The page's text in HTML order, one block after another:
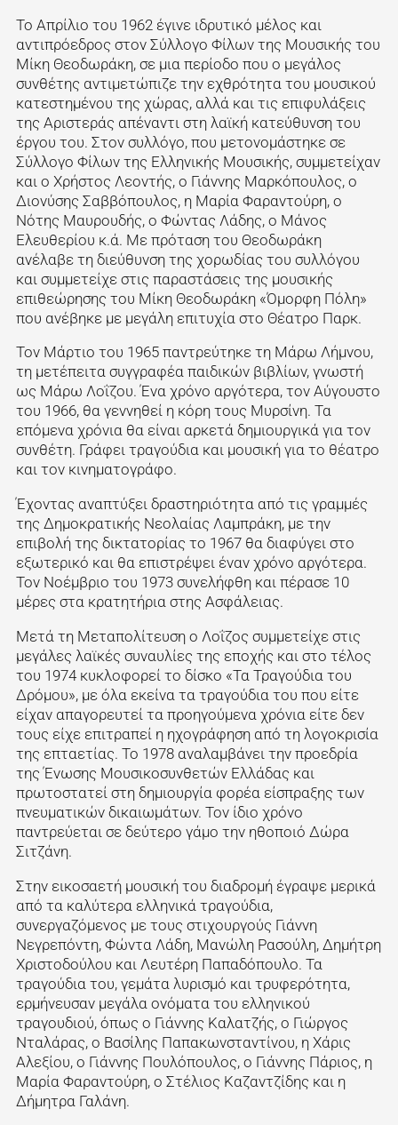
Το Απρίλιο του 1962 έγινε ιδρυτικό μέλος και
αντιπρόεδρος στον Σύλλογο Φίλων της Μουσικής του
Μίκη Θεοδωράκη, σε μια περίοδο που ο μεγάλος
συνθέτης αντιμετώπιζε την εχθρότητα του μουσικού
κατεστημένου της χώρας, αλλά και τις επιφυλάξεις
της Αριστεράς απέναντι στη λαϊκή κατεύθυνση του
έργου του. Στον συλλόγο, που μετονομάστηκε σε
Σύλλογο Φίλων της Ελληνικής Μουσικής, συμμετείχαν
και ο Χρήστος Λεοντής, ο Γιάννης Μαρκόπουλος, ο
Διονύσης Σαββόπουλος, η Μαρία Φαραντούρη, ο
Νότης Μαυρουδής, ο Φώντας Λάδης, ο Μάνος
Ελευθερίου κ.ά. Με πρόταση του Θεοδωράκη
ανέλαβε τη διεύθυνση της χορωδίας του συλλόγου
και συμμετείχε στις παραστάσεις της μουσικής
επιθεώρησης του Μίκη Θεοδωράκη «Όμορφη Πόλη»
που ανέβηκε με μεγάλη επιτυχία στο Θέατρο Παρκ.
Τον Μάρτιο του 1965 παντρεύτηκε τη Μάρω Λήμνου,
τη μετέπειτα συγγραφέα παιδικών βιβλίων, γνωστή
ως Μάρω Λοΐζου. Ένα χρόνο αργότερα, τον Αύγουστο
του 1966, θα γεννηθεί η κόρη τους Μυρσίνη. Τα
επόμενα χρόνια θα είναι αρκετά δημιουργικά για τον
συνθέτη. Γράφει τραγούδια και μουσική για το θέατρο
και τον κινηματογράφο.
Έχοντας αναπτύξει δραστηριότητα από τις γραμμές
της Δημοκρατικής Νεολαίας Λαμπράκη, με την
επιβολή της δικτατορίας το 1967 θα διαφύγει στο
εξωτερικό και θα επιστρέψει έναν χρόνο αργότερα.
Τον Νοέμβριο του 1973 συνελήφθη και πέρασε 10
μέρες στα κρατητήρια στης Ασφάλειας.
Μετά τη Μεταπολίτευση ο Λοΐζος συμμετείχε στις
μεγάλες λαϊκές συναυλίες της εποχής και στο τέλος
του 1974 κυκλοφορεί το δίσκο «Τα Τραγούδια του
Δρόμου», με όλα εκείνα τα τραγούδια του που είτε
είχαν απαγορευτεί τα προηγούμενα χρόνια είτε δεν
τους είχε επιτραπεί η ηχογράφηση από τη λογοκρισία
της επταετίας. Το 1978 αναλαμβάνει την προεδρία
της Ένωσης Μουσικοσυνθετών Ελλάδας και
πρωτοστατεί στη δημιουργία φορέα είσπραξης των
πνευματικών δικαιωμάτων. Τον ίδιο χρόνο
παντρεύεται σε δεύτερο γάμο την ηθοποιό Δώρα
Σιτζάνη.
Στην εικοσαετή μουσική του διαδρομή έγραψε μερικά
από τα καλύτερα ελληνικά τραγούδια,
συνεργαζόμενος με τους στιχουργούς Γιάννη
Νεγρεπόντη, Φώντα Λάδη, Μανώλη Ρασούλη, Δημήτρη
Χριστοδούλου και Λευτέρη Παπαδόπουλο. Τα
τραγούδια του, γεμάτα λυρισμό και τρυφερότητα,
ερμήνευσαν μεγάλα ονόματα του ελληνικού
τραγουδιού, όπως ο Γιάννης Καλατζής, ο Γιώργος
Νταλάρας, ο Βασίλης Παπακωνσταντίνου, η Χάρις
Αλεξίου, ο Γιάννης Πουλόπουλος, ο Γιάννης Πάριος, η
Μαρία Φαραντούρη, ο Στέλιος Καζαντζίδης και η
Δήμητρα Γαλάνη.